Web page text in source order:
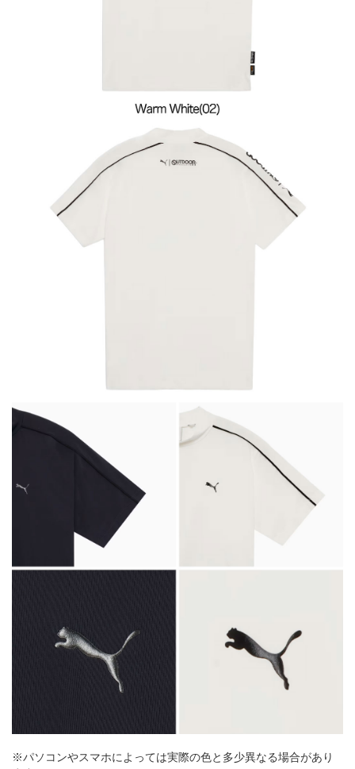
※パソコンやスマホによっては実際の色と多少異なる場合があり